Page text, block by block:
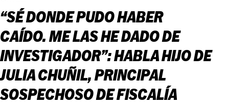
“SÉ DONDE PUDO HABER
CAÍDO. ME LAS HE DADO DE
INVESTIGADOR”: HABLA HIJO DE
JULIA CHUÑIL, PRINCIPAL
SOSPECHOSO DE FISCALÍA